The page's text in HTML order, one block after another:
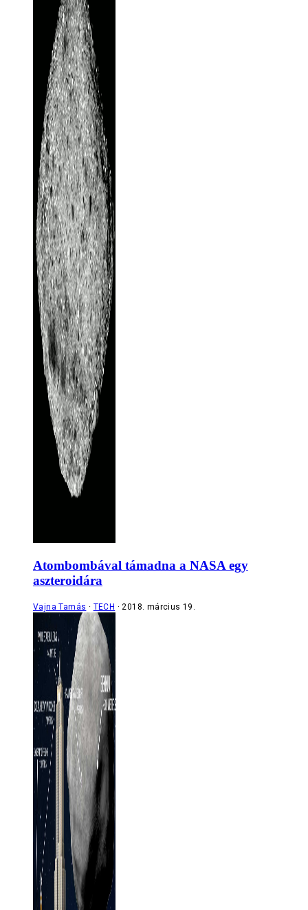
Atombombával támadna a NASA egy
aszteroidára
Vajna Tamás TECH 2018. március 19.